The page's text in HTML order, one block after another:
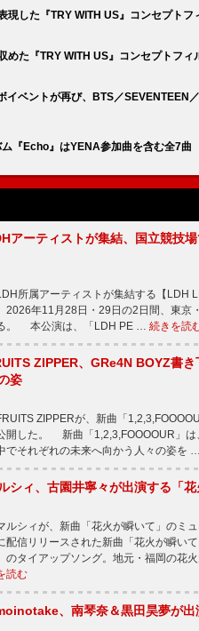
現した『TRY WITH US』コンセプトフ
めた『TRY WITH US』コンセプトフィ
ベントが再び、BTS／SEVENTEEN
『Echo』はYENA参加曲を含む全7曲
アーティストが集結、国立競技
所属アーティストが集結する【LDH
2026年11月28日・29日の2日間、東京
。 本公演は、「LDH PE … 続きを読
ZIPPER、GRe4N BOYZ書
姿
ZIPPERが、新曲「
開した。 新曲「1,2,3,FOOOOUR」は
でそれぞれの未来へ向かう人々の姿を …
シィ、古園井寧々が出演する「
ルシィが、新曲「花火が瞬いて」のミ
配信リリースされた新曲「花火が瞬い
のタイアップソング。地元・福岡の花
読む
、南琴奈＆黒田昊夢が出